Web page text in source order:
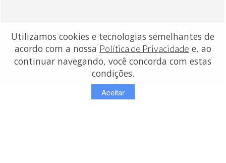
Utilizamos cookies e tecnologias semelhantes de
acordo com a nossa Política de Privacidade e, ao
continuar navegando, você concorda com estas
condições.
Aceitar